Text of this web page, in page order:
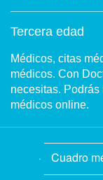
Tercera edad
Médicos, citas
médicos. Con
necesitas.
médicos online.
Cuadro